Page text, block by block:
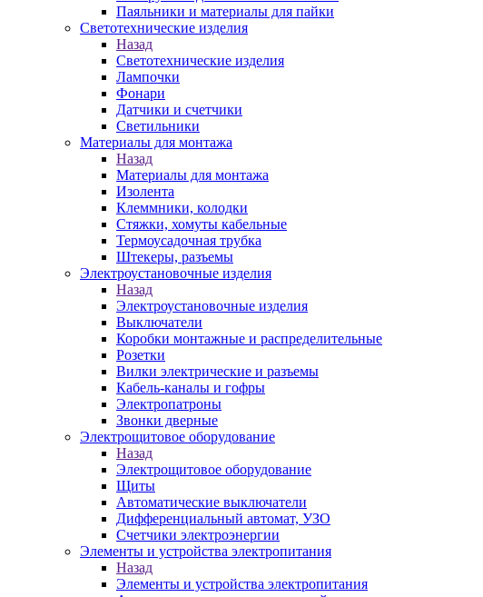
Паяльники и материалы для пайки
Светотехнические изделия
Назад
Светотехнические изделия
Лампочки
Фонари
Датчики и счетчики
Светильники
Материалы для монтажа
Назад
Материалы для монтажа
Изолента
Клеммники, колодки
Стяжки, хомуты кабельные
Термоусадочная трубка
Штекеры, разъемы
Электроустановочные изделия
Назад
Электроустановочные изделия
Выключатели
Коробки монтажные и распределительные
Розетки
Вилки электрические и разъемы
Кабель-каналы и гофры
Электропатроны
Звонки дверные
Электрощитовое оборудование
Назад
Электрощитовое оборудование
Щиты
Автоматические выключатели
Дифференциальный автомат, УЗО
Счетчики электроэнергии
Элементы и устройства электропитания
Назад
Элементы и устройства электропитания